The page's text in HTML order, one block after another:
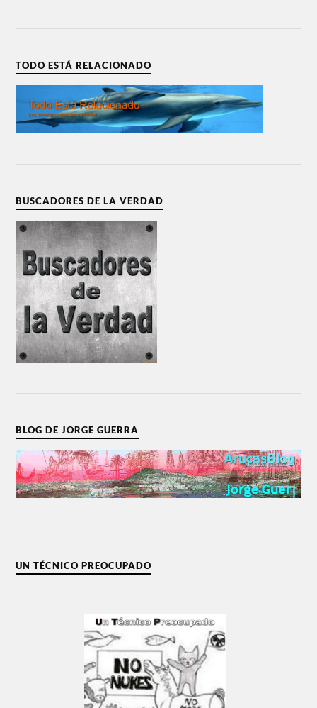
TODO ESTÁ RELACIONADO
BUSCADORES DE LA VERDAD
BLOG DE JORGE GUERRA
UN TÉCNICO PREOCUPADO